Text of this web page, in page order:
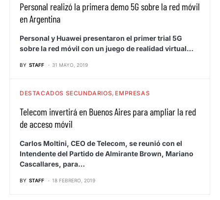
Personal realizó la primera demo 5G sobre la red móvil
en Argentina
Personal y Huawei presentaron el primer trial 5G
sobre la red móvil con un juego de realidad virtual…
BY STAFF 31 MAYO, 2019
DESTACADOS SECUNDARIOS EMPRESAS
Telecom invertirá en Buenos Aires para ampliar la red
de acceso móvil
Carlos Moltini, CEO de Telecom, se reunió con el
Intendente del Partido de Almirante Brown, Mariano
Cascallares, para…
BY STAFF 18 FEBRERO, 2019